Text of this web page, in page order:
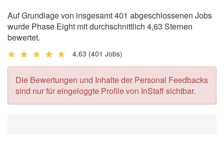
Auf Grundlage von insgesamt 401 abgeschlossenen Jobs
wurde Phase Eight mit durchschnittlich 4,63 Sternen
bewertet.
4,63 (401 Jobs)
Die Bewertungen und Inhalte der Personal Feedbacks
sind nur für eingeloggte Profile von InStaff sichtbar.